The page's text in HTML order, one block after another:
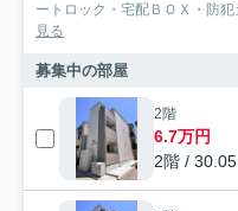
ートロック・宅配ＢＯＸ・防
見る
募集中の部屋
2階
6.7万円
2階 /